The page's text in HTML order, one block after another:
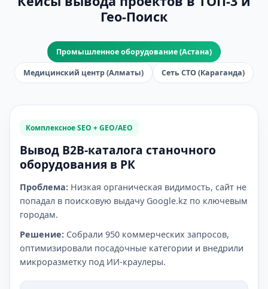
Гео-Поиск
Промышленное оборудование (Астана)
Медицинский центр (Алматы) Сеть СТО (Караганда)
Комплексное SEO + GEO/AEO
Вывод B2B-каталога станочного
оборудования в РК
Проблема: Низкая органическая видимость, сайт не
попадал в поисковую выдачу Google.kz по ключевым
городам.
Решение: Собрали 950 коммерческих запросов,
оптимизировали посадочные категории и внедрили
микроразметку под ИИ-краулеры.